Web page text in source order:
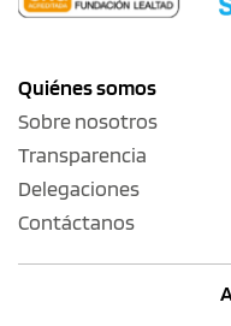
Quiénes somos
Sobre nosotros
Transparencia
Delegaciones
Contáctanos